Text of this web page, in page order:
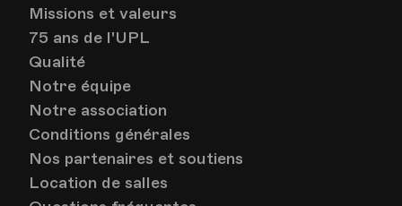
Missions et valeurs
75 ans de l'UPL
Qualité
Notre équipe
Notre association
Conditions générales
Nos partenaires et soutiens
Location de salles